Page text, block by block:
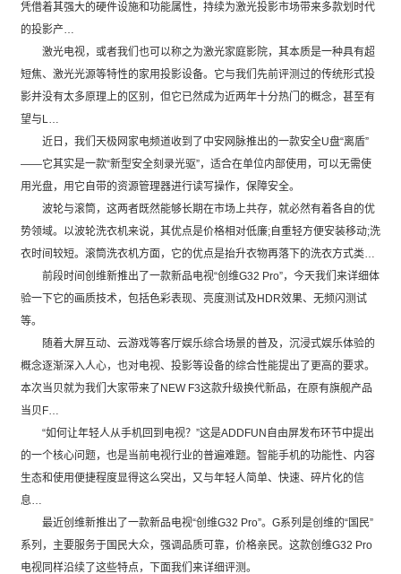
凭借着其强大的硬件设施和功能属性，持续为激光投影市场带来多款划时代
的投影产…
激光电视，或者我们也可以称之为激光家庭影院，其本质是一种具有超
短焦、激光光源等特性的家用投影设备。它与我们先前评测过的传统形式投
影并没有太多原理上的区别，但它已然成为近两年十分热门的概念，甚至有
望与L…
近日，我们天极网家电频道收到了中安网脉推出的一款安全U盘“离盾”
——它其实是一款“新型安全刻录光驱”，适合在单位内部使用，可以无需使
用光盘，用它自带的资源管理器进行读写操作，保障安全。
波轮与滚筒，这两者既然能够长期在市场上共存，就必然有着各自的优
势领域。以波轮洗衣机来说，其优点是价格相对低廉;自重轻方便安装移动;洗
衣时间较短。滚筒洗衣机方面，它的优点是抬升衣物再落下的洗衣方式类…
前段时间创维新推出了一款新品电视“创维G32 Pro”，今天我们来详细体
验一下它的画质技术，包括色彩表现、亮度测试及HDR效果、无频闪测试
等。
随着大屏互动、云游戏等客厅娱乐综合场景的普及，沉浸式娱乐体验的
概念逐渐深入人心，也对电视、投影等设备的综合性能提出了更高的要求。
本次当贝就为我们大家带来了NEW F3这款升级换代新品，在原有旗舰产品
当贝F…
“如何让年轻人从手机回到电视？”这是ADDFUN自由屏发布环节中提出
的一个核心问题，也是当前电视行业的普遍难题。智能手机的功能性、内容
生态和使用便捷程度显得这么突出，又与年轻人简单、快速、碎片化的信
息…
最近创维新推出了一款新品电视“创维G32 Pro”。G系列是创维的“国民”
系列，主要服务于国民大众，强调品质可靠，价格亲民。这款创维G32 Pro
电视同样沿续了这些特点，下面我们来详细评测。